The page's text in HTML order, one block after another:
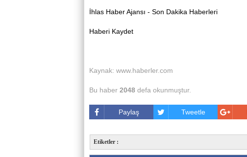
İhlas Haber Ajansı - Son Dakika Haberleri
Haberi Kaydet
Kaynak: www.haberler.com
Bu haber 2048 defa okunmuştur.
Paylaş Tweetle
Etiketler :